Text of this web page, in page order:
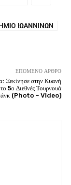
ΙΩΑΝΝΊΝΩΝ
ΕΠΌΜΕΝΟ ΆΡΘΡΟ
Ξεκίνησε στην Κυανή
5ο Διεθνές Τουρνουά
(Photo – Video)